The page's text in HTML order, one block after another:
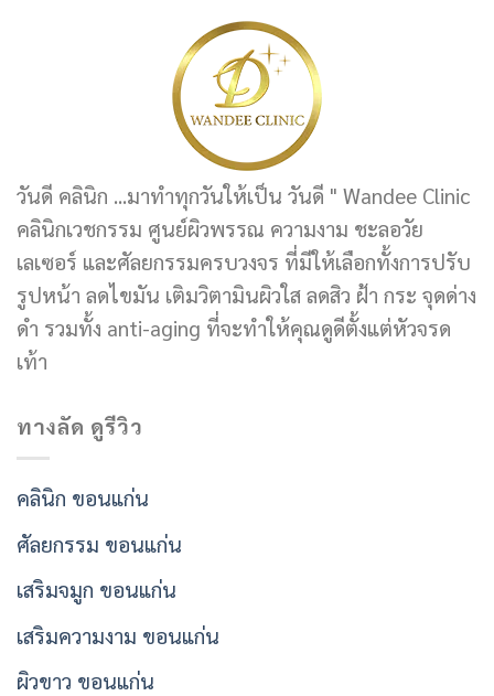
วันดี คลินิก ...มาทำทุกวันให้เป็น วันดี " Wandee Clinic
คลินิกเวชกรรม ศูนย์ผิวพรรณ ความงาม ชะลอวัย
เลเซอร์ และศัลยกรรมครบวงจร ที่มีให้เลือกทั้งการปรับ
รูปหน้า ลดไขมัน เติมวิตามินผิวใส ลดสิว ฝ้า กระ จุดด่าง
ดำ รวมทั้ง anti-aging ที่จะทำให้คุณดูดีตั้งแต่หัวจรด
เท้า
ทางลัด ดูรีวิว
คลินิก ขอนแก่น
ศัลยกรรม ขอนแก่น
เสริมจมูก ขอนแก่น
เสริมความงาม ขอนแก่น
ผิวขาว ขอนแก่น